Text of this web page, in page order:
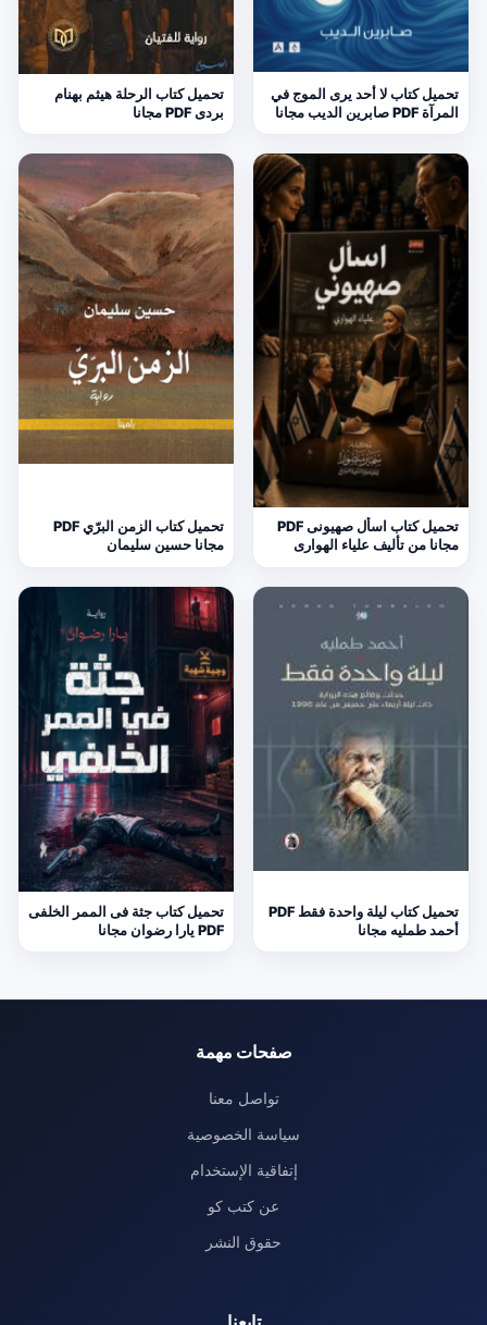
تحميل كتاب لا أحد يرى الموج في
المرآة PDF صابرين الديب مجانا
تحميل كتاب الرحلة هيثم بهنام
بردى PDF مجانا
تحميل كتاب اسأل صهيونى PDF
مجانا من تأليف علياء الهوارى
تحميل كتاب الزمن البرّي PDF
مجانا حسين سليمان
تحميل كتاب ليلة واحدة فقط PDF
أحمد طمليه مجانا
تحميل كتاب جثة فى الممر الخلفى
PDF يارا رضوان مجانا
صفحات مهمة
تواصل معنا
سياسة الخصوصية
إتفاقية الإستخدام
عن كتب كو
حقوق النشر